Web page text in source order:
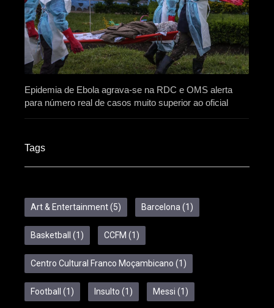
Epidemia de Ebola agrava-se na RDC e OMS alerta
para número real de casos muito superior ao oficial
Tags
Art & Entertainment(5) Barcelona (1)
Basketball (1) CCFM (1)
Centro Cultural Franco Moçambicano (1)
Football (1) Insulto (1) Messi (1)